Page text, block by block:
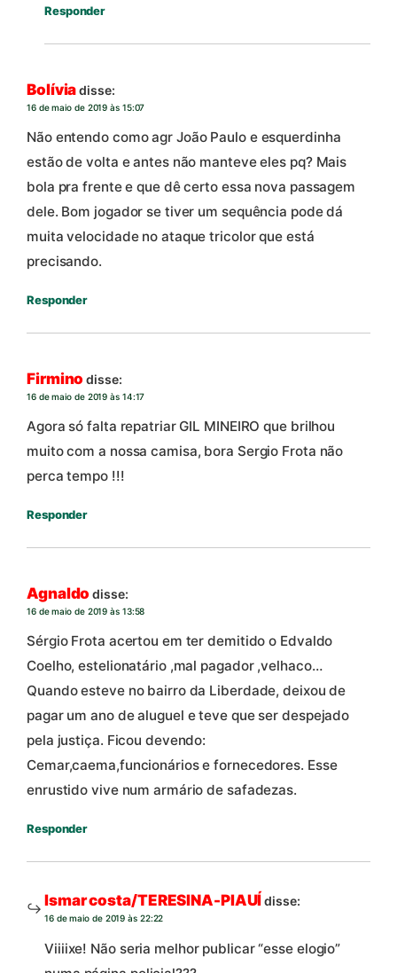
Responder
Bolíviadisse:
16 de maio de 2019 às 15:07
Não entendo como agr João Paulo e esquerdinha
estão de volta e antes não manteve eles pq? Mais
bola pra frente e que dê certo essa nova passagem
dele. Bom jogador se tiver um sequência pode dá
muita velocidade no ataque tricolor que está
precisando.
Responder
Firmino disse:
16 de maio de 2019 às 14:17
Agora só falta repatriar GIL MINEIRO que brilhou
muito com a nossa camisa, bora Sergio Frota não
perca tempo !!!
Responder
Agnaldo disse:
16 de maio de 2019 às 13:58
Sérgio Frota acertou em ter demitido o Edvaldo
Coelho, estelionatário ,mal pagador ,velhaco…
Quando esteve no bairro da Liberdade, deixou de
pagar um ano de aluguel e teve que ser despejado
pela justiça. Ficou devendo:
Cemar,caema,funcionários e fornecedores. Esse
enrustido vive num armário de safadezas.
Responder
Ismar costa/TERESINA-PIAUÍdisse:
16 de maio de 2019 às 22:22
Viiiixe! Não seria melhor publicar “esse elogio”